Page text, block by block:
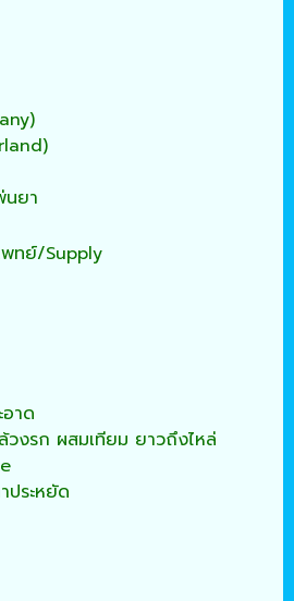
นยา
พทย์/Supply
าด
งรก ผสมเทียม ยาวถึงไหล่
ประหยัด